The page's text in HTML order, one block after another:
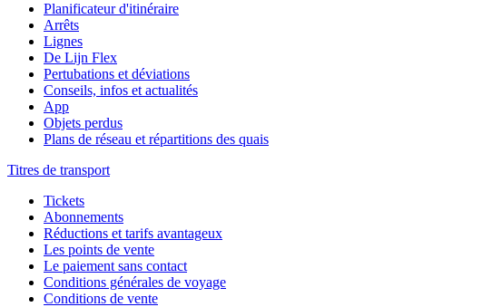
Planificateur d'itinéraire
Arrêts
Lignes
De Lijn Flex
Pertubations et déviations
Conseils, infos et actualités
App
Objets perdus
Plans de réseau et répartitions des quais
Titres de transport
Tickets
Abonnements
Réductions et tarifs avantageux
Les points de vente
Le paiement sans contact
Conditions générales de voyage
Conditions de vente